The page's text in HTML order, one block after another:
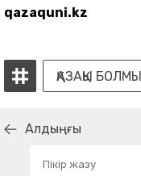
qazaquni.kz
ҚАЗАҚЫ
Алдыңғы